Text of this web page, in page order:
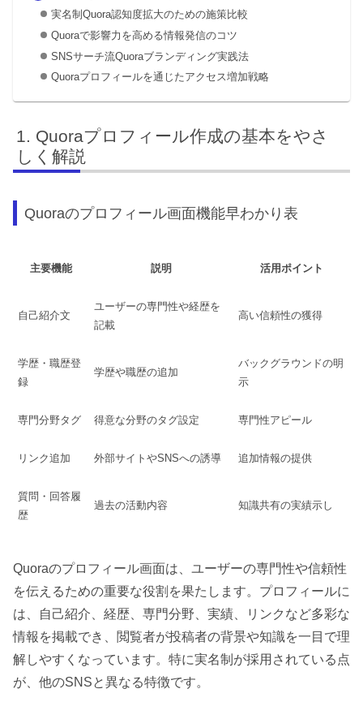
実名制Quora認知度拡大のための施策比較
Quoraで影響力を高める情報発信のコツ
SNSサーチ流Quoraブランディング実践法
Quoraプロフィールを通じたアクセス増加戦略
Quoraプロフィール作成の基本をやさ
しく解説
Quoraのプロフィール画面機能早わかり表
主要機能 説明 活用ポイント
自己紹介文
ユーザーの専門性や経歴を
記載
高い信頼性の獲得
学歴・職歴登
録
学歴や職歴の追加
バックグラウンドの明
示
専門分野タグ 得意な分野のタグ設定 専門性アピール
リンク追加 外部サイトやSNSへの誘導 追加情報の提供
質問・回答履
歴
過去の活動内容 知識共有の実績示し
Quoraのプロフィール画面は、ユーザーの専門性や信頼性
を伝えるための重要な役割を果たします。プロフィールに
は、自己紹介、経歴、専門分野、実績、リンクなど多彩な
情報を掲載でき、閲覧者が投稿者の背景や知識を一目で理
解しやすくなっています。特に実名制が採用されている点
が、他のSNSと異なる特徴です。